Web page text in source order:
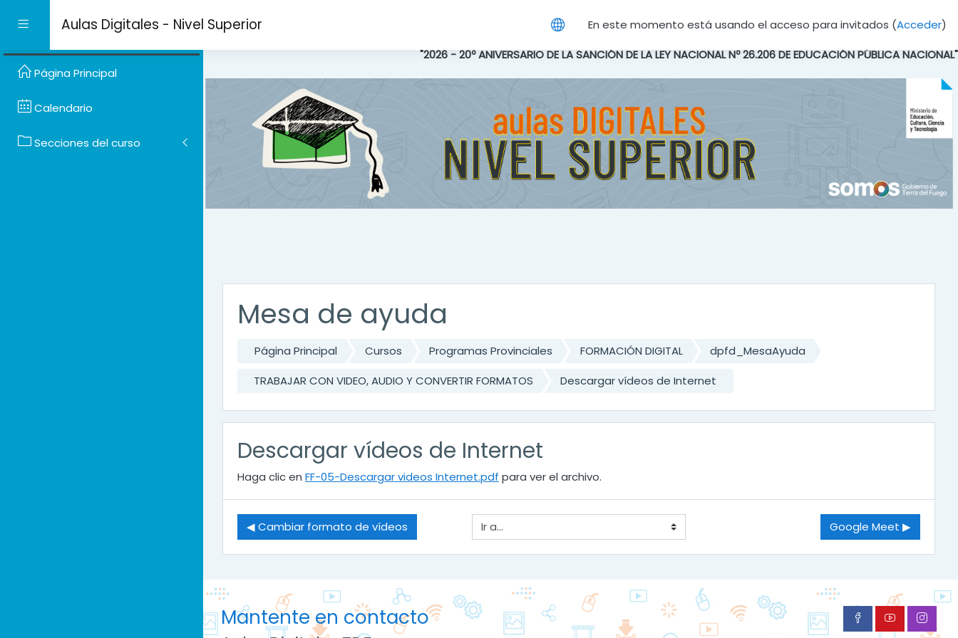
Panel lateralAulas Digitales - Nivel Superior En este momento está usando el acceso para invitados (Acceder)
"2026 - 20º ANIVERSARIO DE LA SANCIÓN DE LA LEY NACIONAL Nº 26.206 DE EDUCACIÓN PÚBLICA NACIONAL"
Mesa de ayuda
Página Principal Cursos Programas Provinciales FORMACIÓN DIGITAL
dpfd_MesaAyuda
TRABAJAR CON VIDEO, AUDIO Y CONVERTIR FORMATOS
Descargar vídeos de Internet
Descargar vídeos de Internet
Haga clic en FF-05-Descargar videos Internet.pdf para ver el archivo.
◀︎ Cambiar formato de vídeos Ir a... Google Meet ▶︎
Página Principal
Calendario
Secciones del curso
Mantente en contacto